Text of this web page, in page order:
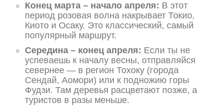
Конец марта – начало апреля: В этот
период розовая волна накрывает Токио,
Киото и Осаку. Это классический, самый
популярный маршрут.
Середина – конец апреля: Если ты не
успеваешь к началу весны, отправляйся
севернее — в регион Тохоку (города
Сендай, Аомори) или к подножию горы
Фудзи. Там деревья расцветают позже, а
туристов в разы меньше.